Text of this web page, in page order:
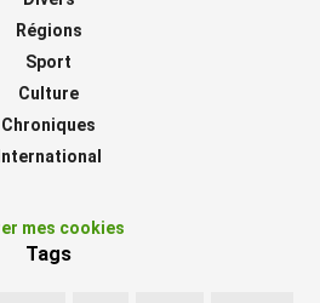
Régions
Sport
Culture
Chroniques
International
mes cookies
Tags